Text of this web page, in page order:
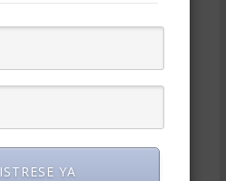
21,
YA